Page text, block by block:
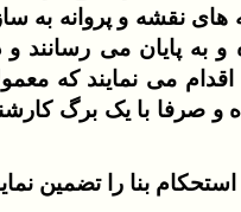
های نقشه و پروانه به
و به پایان می
می نمایند که
و صرفا با یک برگ
استحکام بنا را تضمین